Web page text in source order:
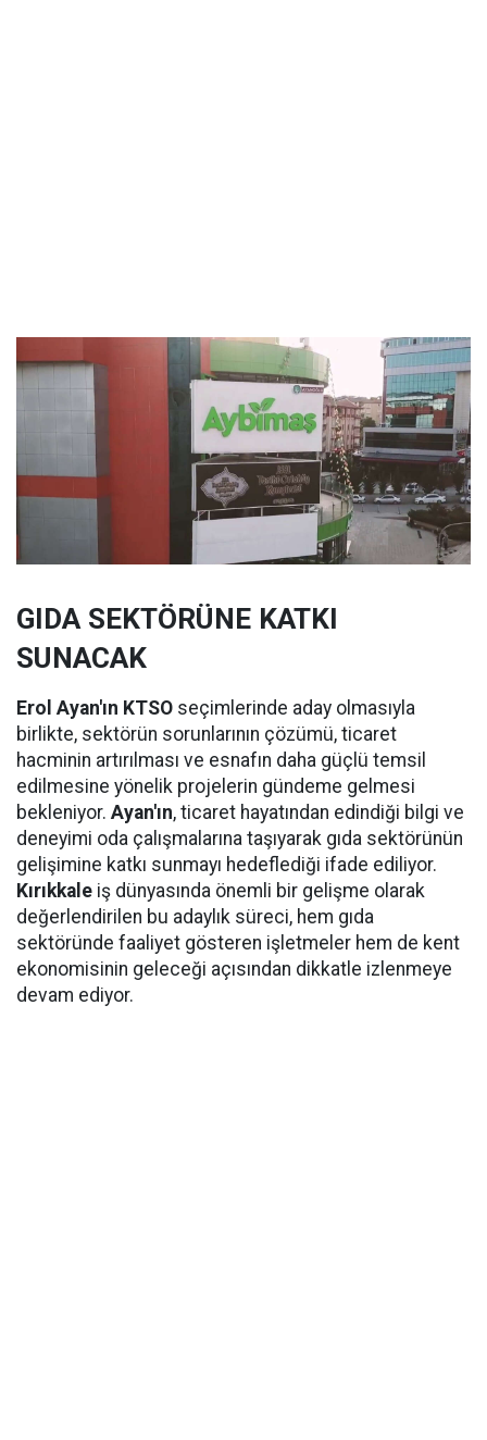
GIDA SEKTÖRÜNE KATKI
SUNACAK
Erol Ayan'ın KTSO seçimlerinde aday olmasıyla
birlikte, sektörün sorunlarının çözümü, ticaret
hacminin artırılması ve esnafın daha güçlü temsil
edilmesine yönelik projelerin gündeme gelmesi
bekleniyor. Ayan'ın, ticaret hayatından edindiği bilgi ve
deneyimi oda çalışmalarına taşıyarak gıda sektörünün
gelişimine katkı sunmayı hedeflediği ifade ediliyor.
Kırıkkale iş dünyasında önemli bir gelişme olarak
değerlendirilen bu adaylık süreci, hem gıda
sektöründe faaliyet gösteren işletmeler hem de kent
ekonomisinin geleceği açısından dikkatle izlenmeye
devam ediyor.